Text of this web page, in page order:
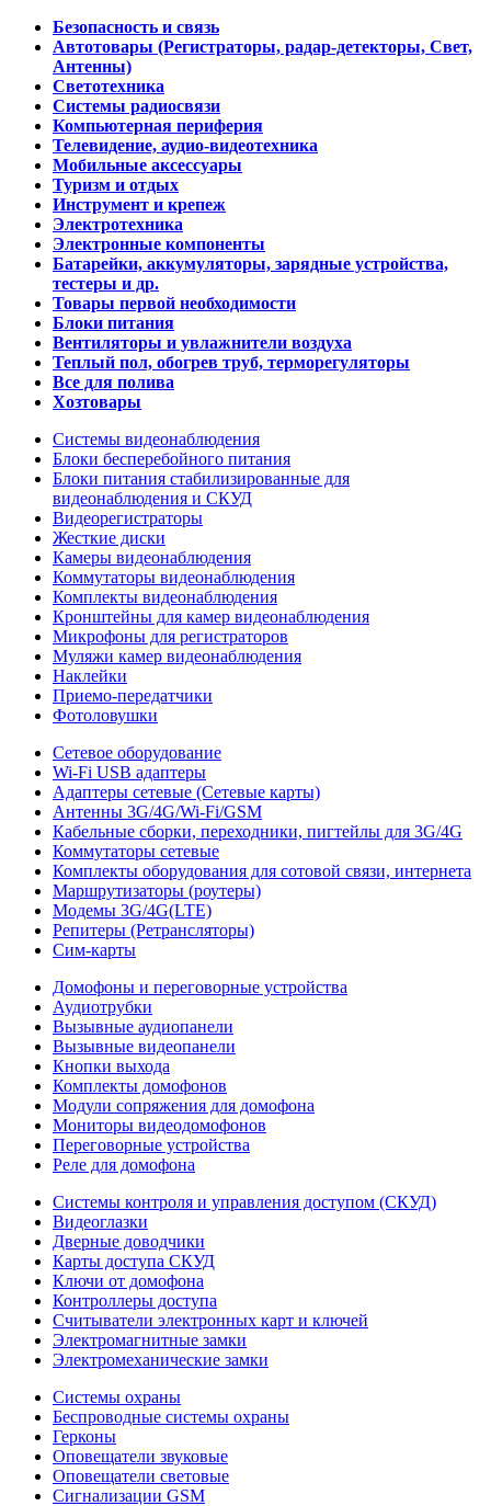
Безопасность и связь
Автотовары (Регистраторы, радар-детекторы, Свет,
Антенны)
Светотехника
Системы радиосвязи
Компьютерная периферия
Телевидение, аудио-видеотехника
Мобильные аксессуары
Туризм и отдых
Инструмент и крепеж
Электротехника
Электронные компоненты
Батарейки, аккумуляторы, зарядные устройства,
тестеры и др.
Товары первой необходимости
Блоки питания
Вентиляторы и увлажнители воздуха
Теплый пол, обогрев труб, терморегуляторы
Все для полива
Хозтовары
Системы видеонаблюдения
Блоки бесперебойного питания
Блоки питания стабилизированные для
видеонаблюдения и СКУД
Видеорегистраторы
Жесткие диски
Камеры видеонаблюдения
Коммутаторы видеонаблюдения
Комплекты видеонаблюдения
Кронштейны для камер видеонаблюдения
Микрофоны для регистраторов
Муляжи камер видеонаблюдения
Наклейки
Приемо-передатчики
Фотоловушки
Сетевое оборудование
Wi-Fi USB адаптеры
Адаптеры сетевые (Сетевые карты)
Антенны 3G/4G/Wi-Fi/GSM
Кабельные сборки, переходники, пигтейлы для 3G/4G
Коммутаторы сетевые
Комплекты оборудования для сотовой связи, интернета
Маршрутизаторы (роутеры)
Модемы 3G/4G(LTE)
Репитеры (Ретрансляторы)
Сим-карты
Домофоны и переговорные устройства
Аудиотрубки
Вызывные аудиопанели
Вызывные видеопанели
Кнопки выхода
Комплекты домофонов
Модули сопряжения для домофона
Мониторы видеодомофонов
Переговорные устройства
Реле для домофона
Системы контроля и управления доступом (СКУД)
Видеоглазки
Дверные доводчики
Карты доступа СКУД
Ключи от домофона
Контроллеры доступа
Считыватели электронных карт и ключей
Электромагнитные замки
Электромеханические замки
Системы охраны
Беспроводные системы охраны
Герконы
Оповещатели звуковые
Оповещатели световые
Сигнализации GSM